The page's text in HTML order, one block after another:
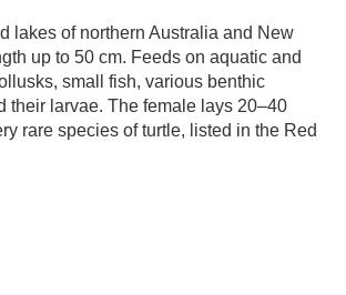
lakes of northern Australia and New
up to 50 cm. Feeds on aquatic and
small fish, various benthic
their larvae. The female lays 20–40
rare species of turtle, listed in the Red